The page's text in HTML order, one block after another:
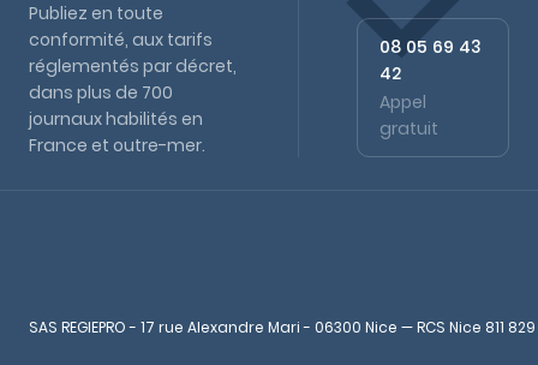
Publiez en toute
conformité, aux tarifs
réglementés par décret,
dans plus de 700
journaux habilités en
France et outre-mer.
08 05 69 43
42
Appel
gratuit
SAS REGIEPRO - 17 rue Alexandre Mari - 06300 Nice — RCS Nice 811